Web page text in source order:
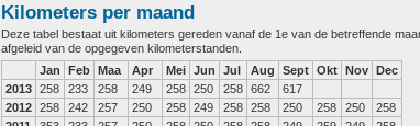
Kilometers per maand
Deze tabel bestaat uit kilometers gereden vanaf de 1e van de betreffende
afgeleid van de opgegeven kilometerstanden.
Jan
Feb Maa Apr Mei Jun Jul Aug Sept Okt Nov Dec
2013 258 233 258 249 258 250 258 662
617
2012 258 242 257 250 258 249 258 258 250 258 250
258